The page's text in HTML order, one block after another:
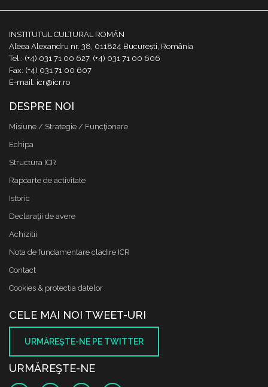
INSTITUTUL CULTURAL ROMÂN
Aleea Alexandru nr. 38, 011824 București, România
Tel.: (+4) 031 71 00 627, (+4) 031 71 00 606
Fax: (+4) 031 71 00 607
E-mail: icr@icr.ro
DESPRE NOI
Misiune / Strategie / Funcţionare
Echipa
Structura ICR
Rapoarte de activitate
Istoric
Declaraţii de avere
Achizitii
Nota de fundamentare cladire ICR
Contact
Cookies & protectia datelor
CELE MAI NOI TWEET-URI
URMĂREŞTE-NE PE TWITTER
URMĂREŞTE-NE